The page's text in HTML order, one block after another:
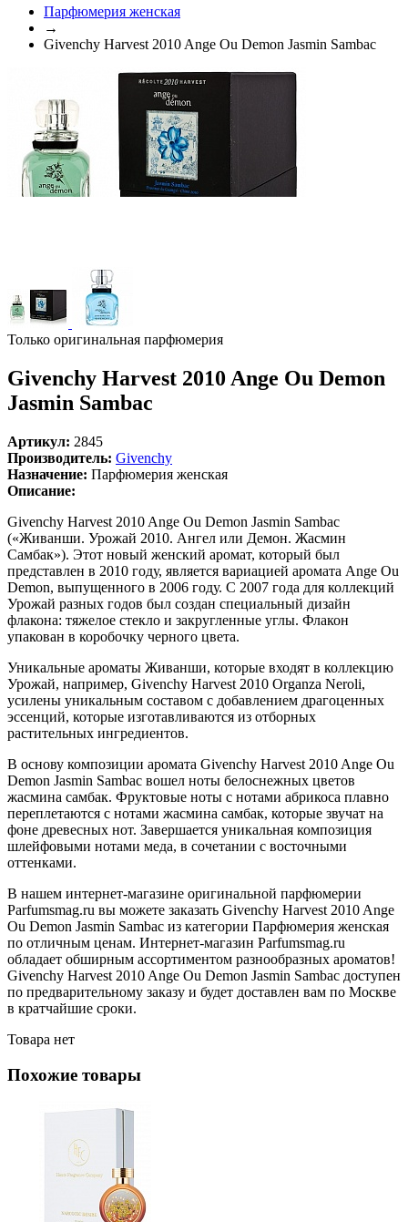
Парфюмерия женская
→
Givenchy Harvest 2010 Ange Ou Demon Jasmin Sambac
Только оригинальная парфюмерия
Givenchy Harvest 2010 Ange Ou Demon
Jasmin Sambac
Артикул: 2845
Производитель: Givenchy
Назначение: Парфюмерия женская
Описание:
Givenchy Harvest 2010 Ange Ou Demon Jasmin Sambac
(«Живанши. Урожай 2010. Ангел или Демон. Жасмин
Самбак»). Этот новый женский аромат, который был
представлен в 2010 году, является вариацией аромата Ange Ou
Demon, выпущенного в 2006 году. С 2007 года для коллекций
Урожай разных годов был создан специальный дизайн
флакона: тяжелое стекло и закругленные углы. Флакон
упакован в коробочку черного цвета.
Уникальные ароматы Живанши, которые входят в коллекцию
Урожай, например, Givenchy Harvest 2010 Organza Neroli,
усилены уникальным составом с добавлением драгоценных
эссенций, которые изготавливаются из отборных
растительных ингредиентов.
В основу композиции аромата Givenchy Harvest 2010 Ange Ou
Demon Jasmin Sambac вошел ноты белоснежных цветов
жасмина самбак. Фруктовые ноты с нотами абрикоса плавно
переплетаются с нотами жасмина самбак, которые звучат на
фоне древесных нот. Завершается уникальная композиция
шлейфовыми нотами меда, в сочетании с восточными
оттенками.
В нашем интернет-магазине оригинальной парфюмерии
Parfumsmag.ru вы можете заказать Givenchy Harvest 2010 Ange
Ou Demon Jasmin Sambac из категории Парфюмерия женская
по отличным ценам. Интернет-магазин Parfumsmag.ru
обладает обширным ассортиментом разнообразных ароматов!
Givenchy Harvest 2010 Ange Ou Demon Jasmin Sambac доступен
по предварительному заказу и будет доставлен вам по Москве
в кратчайшие сроки.
Товара нет
Похожие товары